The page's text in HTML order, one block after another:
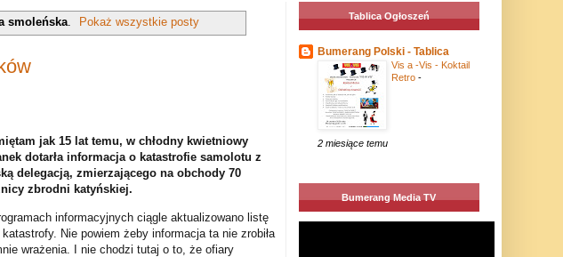
smoleńska. Pokaż wszystkie posty
jak 15 lat temu, w chłodny kwietniowy
dotarła informacja o katastrofie samolotu z
delegacją, zmierzającego na obchody 70
zbrodni katyńskiej.
informacyjnych ciągle aktualizowano listę
katastrofy. Nie powiem żeby informacja ta nie zrobiła
wrażenia. I nie chodzi tutaj o to, że ofiary
Tablica Ogłoszeń
Bumerang Polski - Tablica
Vis a -Vis - Koktail
Retro -
2 miesiące temu
Bumerang Media TV